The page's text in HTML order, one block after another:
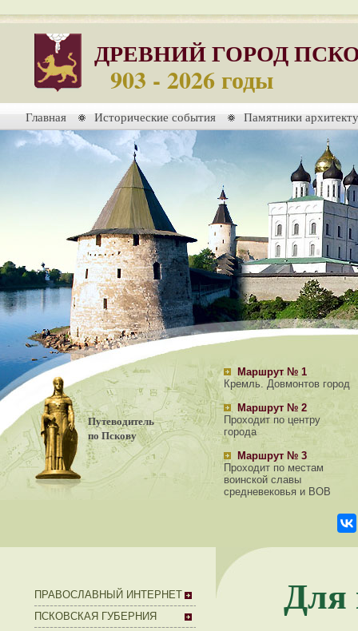
ДРЕВНИЙ ГОРОД
903 - 2026 годы
Главная Исторические события Памятники
Путеводитель
по Пскову
Маршрут № 1
Кремль. Довмонтов город
Маршрут № 2
Проходит по центру
города
Маршрут № 3
Проходит по местам
воинской славы
средневековья и ВОВ
ПРАВОСЛАВНЫЙ ИНТЕРНЕТ
ПСКОВСКАЯ ГУБЕРНИЯ
Для